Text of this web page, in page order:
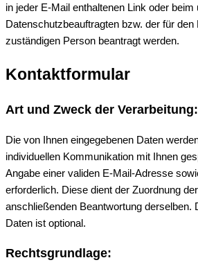
in jeder E-Mail enthaltenen Link oder beim
Datenschutzbeauftragten bzw. der für den
zuständigen Person beantragt werden.
Kontaktformular
Art und Zweck der Verarbeitung:
Die von Ihnen eingegebenen Daten
individuellen Kommunikation mit Ihnen
Angabe einer validen E-Mail-Adresse
erforderlich. Diese dient der Zuordnung
anschließenden Beantwortung derselben.
Daten ist optional.
Rechtsgrundlage: